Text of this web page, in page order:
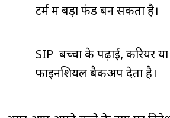
टर्म में बड़ा फंड बन सकता है।
SIP बच्चों के पढ़ाई, करियर
फाइनेंशियल बैकअप देता है।